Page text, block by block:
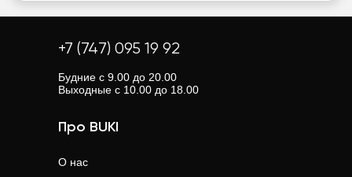
+7 (747) 095 19 92
Будние с 9.00 до 20.00
Выходные с 10.00 до 18.00
Про BUKI
О нас